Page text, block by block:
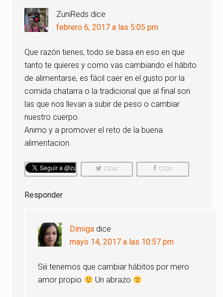
ZuniReds dice
febrero 6, 2017 a las 5:05 pm
Que razón tienes, todo se basa en eso en que
tanto te quieres y como vas cambiando el hábito
de alimentarse, es fácil caer en el gusto por la
comida chatarra o la tradicional que al final son
las que nos llevan a subir de peso o cambiar
nuestro cuerpo.
Animo y a promover el reto de la buena
alimentacion.
Citar
Comentario
Citar
Comentario
Responder
Dimiga dice
mayo 14, 2017 a las 10:57 pm
Siii tenemos que cambiar hábitos por mero
amor propio
Un abrazo